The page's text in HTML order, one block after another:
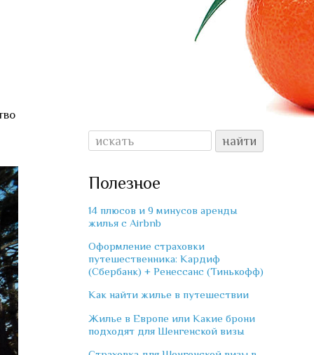
Полезное
14 плюсов и 9 минусов аренды
жилья с Airbnb
Оформление страховки
путешественника: Кардиф
(Сбербанк) + Ренессанс (Тинькофф)
Как найти жилье в путешествии
Жилье в Европе или Какие брони
подходят для Шенгенской визы